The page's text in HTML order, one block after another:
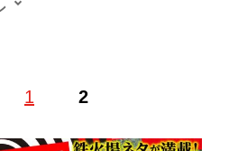
1 2
でなく、業界紙や新聞、一般誌など